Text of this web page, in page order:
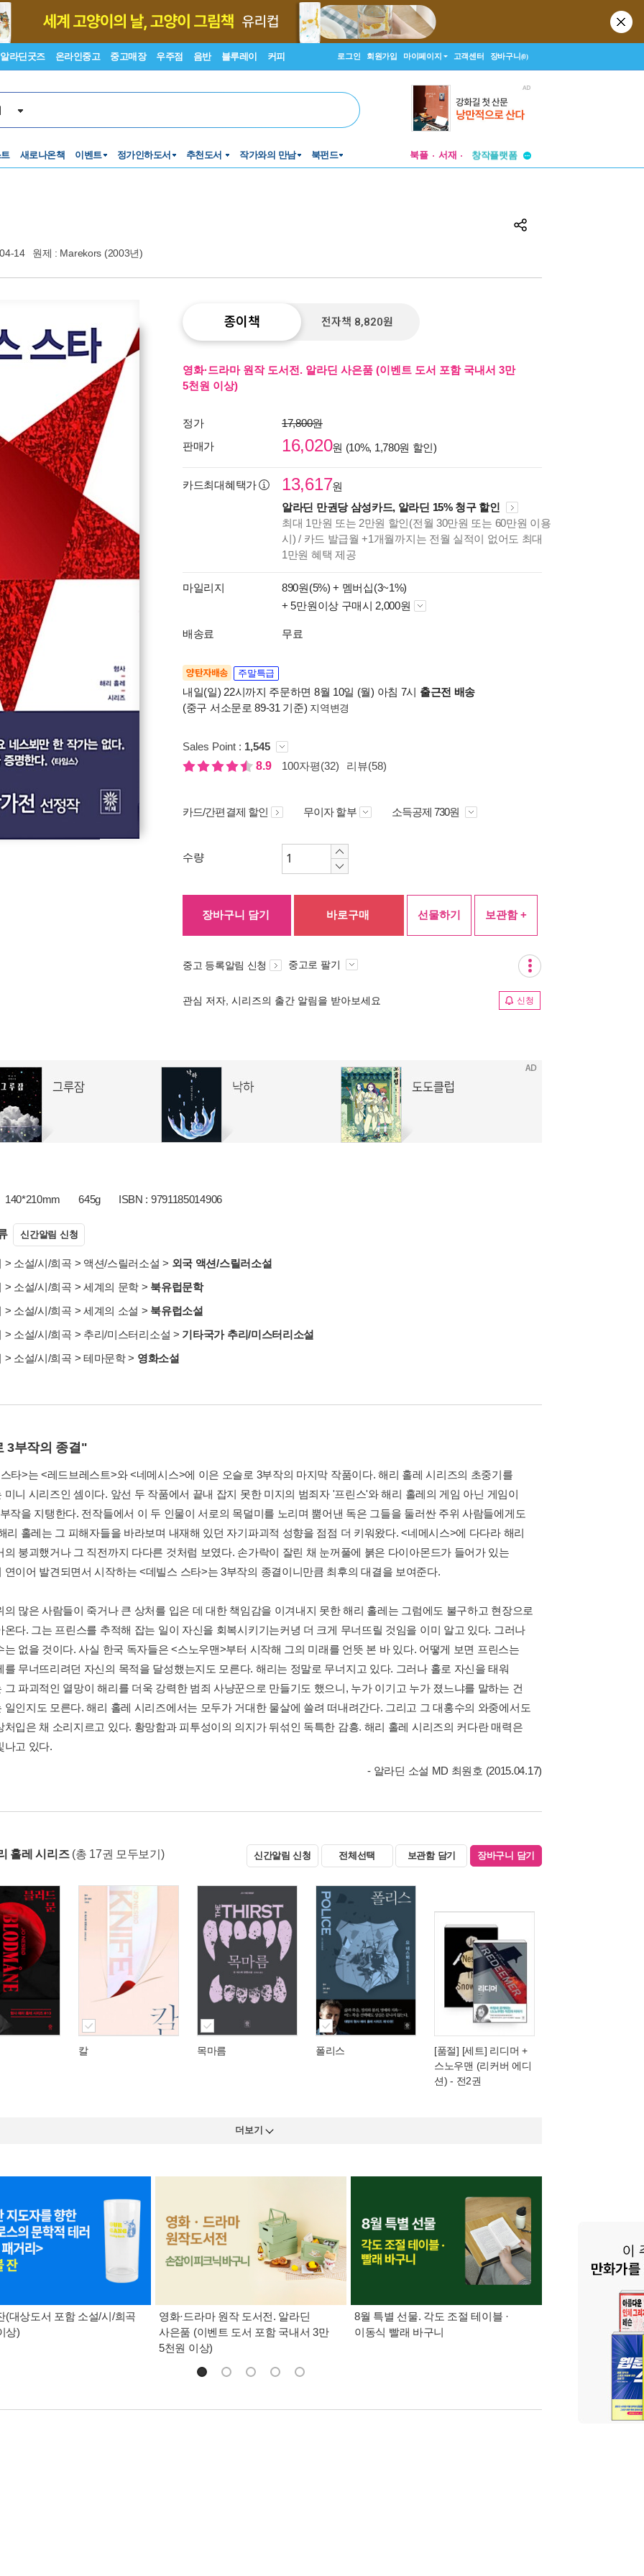
알라딘굿즈 온라인중고 중고매장 우주점 음반 블루레이 커피 로그인 회원가입 마이페이지 고객센터 장바구니(0)
새로나온책 이벤트 정가인하도서 추천도서 작가와의 만남 북펀드 북플 서재
창작플랫폼
14 원제 : Marekors (2003년)
종이책 전자책 8,820원
영화·드라마 원작 도서전. 알라딘 사은품 (이벤트 도서 포함 국내서 3만
5천원 이상)
정가
17,800원
판매가
16,020원 (10%, 1,780원 할인)
카드최대혜택가 13,617원
알라딘 만권당 삼성카드, 알라딘 15% 청구 할인
최대 1만원 또는 2만원 할인(전월 30만원 또는 60만원 이용
시) / 카드 발급월 +1개월까지는 전월 실적이 없어도 최대
1만원 혜택 제공
마일리지 890원(5%) + 멤버십(3~1%)
+ 5만원이상 구매시 2,000원
배송료 무료
양탄자배송 주말특급
내일(일) 22시까지 주문하면 8월 10일 (월) 아침 7시 출근전 배송
(중구 서소문로 89-31 기준) 지역변경
Sales Point : 1,545
8.9
100자평(32) 리뷰(58)
카드/간편결제 할인 무이자 할부 소득공제 730원
수량
장바구니 담기 바로구매 선물하기 보관함 +
중고 등록알림 신청 중고로 팔기
관심 저자, 시리즈의 출간 알림을 받아보세요 신청
140*210mm 645g ISBN : 9791185014906
신간알림 신청
> 소설/시/희곡 > 액션/스릴러소설 > 외국 액션/스릴러소설
> 소설/시/희곡 > 세계의 문학 > 북유럽문학
> 소설/시/희곡 > 세계의 소설 > 북유럽소설
> 소설/시/희곡 > 추리/미스터리소설 > 기타국가 추리/미스터리소설
> 소설/시/희곡 > 테마문학> 영화소설
3부작의 종결"
타>는 <레드브레스트>와 <네메시스>에 이은 오슬로 3부작의 마지막 작품이다. 해리 홀레 시리즈의 초중기를
미니 시리즈인 셈이다. 앞선 두 작품에서 끝내 잡지 못한 미지의 범죄자 '프린스'와 해리 홀레의 게임 아닌 게임이
작을 지탱한다. 전작들에서 이 두 인물이 서로의 목덜미를 노리며 뿜어낸 독은 그들을 둘러싼 주위 사람들에게도
리 홀레는 그 피해자들을 바라보며 내재해 있던 자기파괴적 성향을 점점 더 키워왔다. <네메시스>에 다다라 해리
의 붕괴했거나 그 직전까지 다다른 것처럼 보였다. 손가락이 잘린 채 눈꺼풀에 붉은 다이아몬드가 들어가 있는
연이어 발견되면서 시작하는 <데빌스 스타>는 3부작의 종결이니만큼 최후의 대결을 보여준다.
의 많은 사람들이 죽거나 큰 상처를 입은 데 대한 책임감을 이겨내지 못한 해리 홀레는 그럼에도 불구하고 현장으로
온다. 그는 프린스를 추적해 잡는 일이 자신을 회복시키기는커녕 더 크게 무너뜨릴 것임을 이미 알고 있다. 그러나
는 없을 것이다. 사실 한국 독자들은 <스노우맨>부터 시작해 그의 미래를 언뜻 본 바 있다. 어떻게 보면 프린스는
를 무너뜨리려던 자신의 목적을 달성했는지도 모른다. 해리는 정말로 무너지고 있다. 그러나 홀로 자신을 태워
그 파괴적인 열망이 해리를 더욱 강력한 범죄 사냥꾼으로 만들기도 했으니, 누가 이기고 누가 졌느냐를 말하는 건
일인지도 모른다. 해리 홀레 시리즈에서는 모두가 거대한 물살에 쓸려 떠내려간다. 그리고 그 대홍수의 와중에서도
처입은 채 소리지르고 있다. 황망함과 피투성이의 의지가 뒤섞인 독특한 감흥. 해리 홀레 시리즈의 커다란 매력은
나고 있다.
- 알라딘 소설 MD 최원호 (2015.04.17)
홀레 시리즈 (총 17권 모두보기) 신간알림 신청 전체선택 보관함 담기 장바구니 담기
칼 목마름 폴리스
[품절] [세트] 리디머 +
스노우맨 (리커버 에디
션) - 전2권
더보기
(대상도서 포함 소설/시/희곡
상)
영화·드라마 원작 도서전. 알라딘
사은품 (이벤트 도서 포함 국내서 3만
5천원 이상)
8월 특별 선물. 각도 조절 테이블 ·
이동식 빨래 바구니
가장 빠르게 받아보